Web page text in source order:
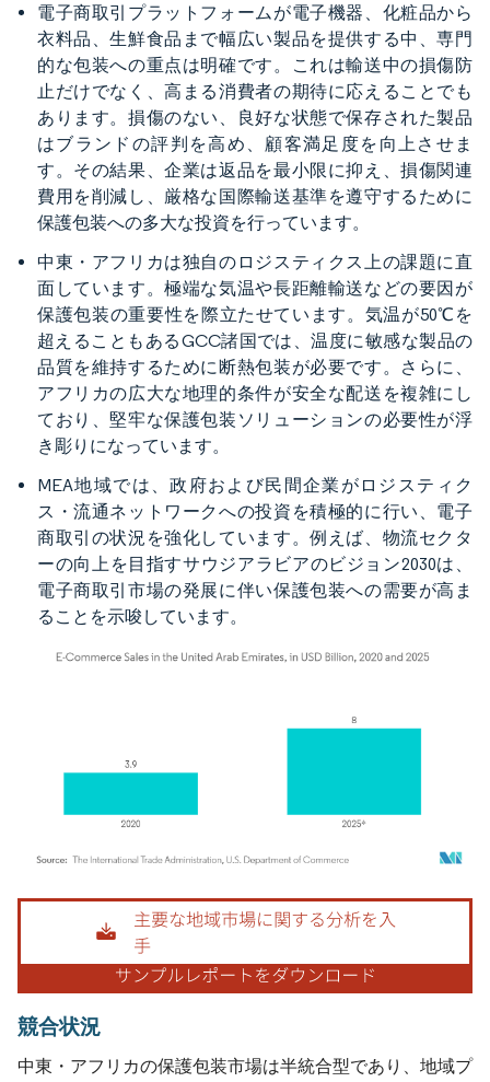
電子商取引プラットフォームが電子機器、化粧品から
衣料品、生鮮食品まで幅広い製品を提供する中、専門
的な包装への重点は明確です。これは輸送中の損傷防
止だけでなく、高まる消費者の期待に応えることでも
あります。損傷のない、良好な状態で保存された製品
はブランドの評判を高め、顧客満足度を向上させま
す。その結果、企業は返品を最小限に抑え、損傷関連
費用を削減し、厳格な国際輸送基準を遵守するために
保護包装への多大な投資を行っています。
中東・アフリカは独自のロジスティクス上の課題に直
面しています。極端な気温や長距離輸送などの要因が
保護包装の重要性を際立たせています。気温が50℃を
超えることもあるGCC諸国では、温度に敏感な製品の
品質を維持するために断熱包装が必要です。さらに、
アフリカの広大な地理的条件が安全な配送を複雑にし
ており、堅牢な保護包装ソリューションの必要性が浮
き彫りになっています。
MEA地域では、政府および民間企業がロジスティク
ス・流通ネットワークへの投資を積極的に行い、電子
商取引の状況を強化しています。例えば、物流セクタ
ーの向上を目指すサウジアラビアのビジョン2030は、
電子商取引市場の発展に伴い保護包装への需要が高ま
ることを示唆しています。
画像 © Mordor Intelligence。再利用にはCC BY 4.0の表示が必要です。
競合状況
中東・アフリカの保護包装市場は半統合型であり、地域プ